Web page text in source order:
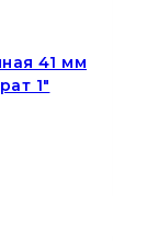
41 мм
1″